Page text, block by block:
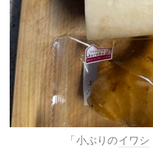
「小ぶりのイワシ